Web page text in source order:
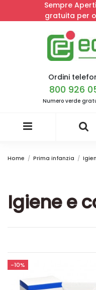
Sempre
gratuita per
Ordini
800 926
Numero verde
Home Prima infanzia
Igiene e
-10%